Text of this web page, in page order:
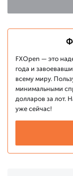
FXOpen — это
года и
всему миру.
минимальными
долларов за лот.
уже сейчас!